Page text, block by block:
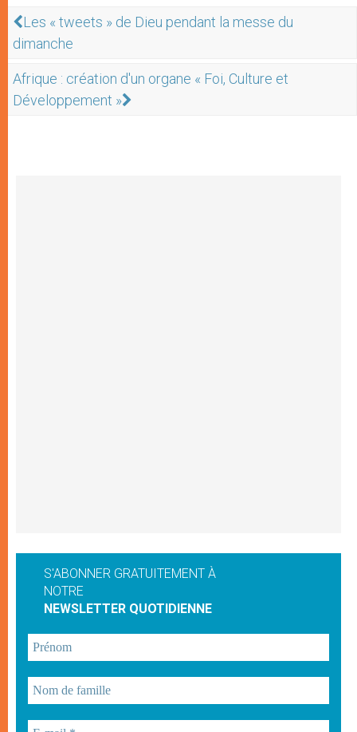
Les « tweets » de Dieu pendant la messe du
dimanche
Afrique : création d'un organe « Foi, Culture et
Développement »
S'ABONNER GRATUITEMENT À
NOTRE
NEWSLETTER QUOTIDIENNE